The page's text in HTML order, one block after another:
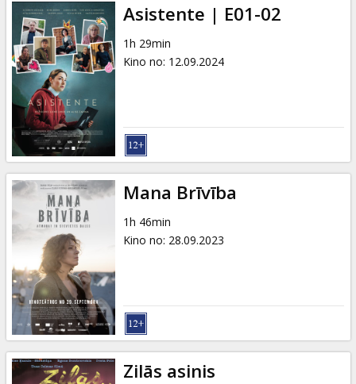
Asistente | E01-02
1h 29min
Kino no: 12.09.2024
Mana Brīvība
1h 46min
Kino no: 28.09.2023
Zilās asinis